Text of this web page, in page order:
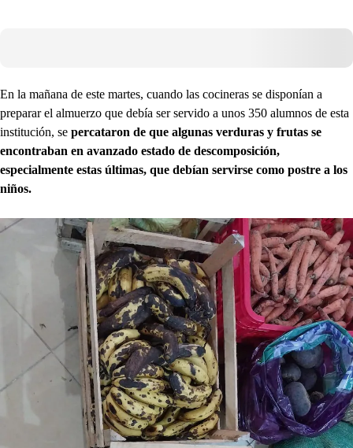
En la mañana de este martes, cuando las cocineras se disponían a
preparar el almuerzo que debía ser servido a unos 350 alumnos de esta
institución, se percataron de que algunas verduras y frutas se
encontraban en avanzado estado de descomposición,
especialmente estas últimas, que debían servirse como postre a los
niños.